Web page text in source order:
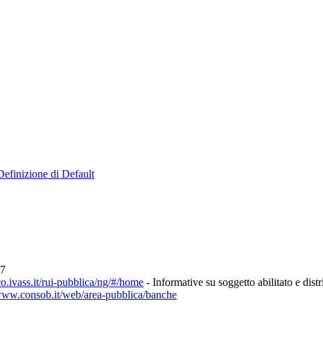
di Default
rui-pubblica/ng/#/home - Informative su soggetto abilitato e
web/area-pubblica/banche